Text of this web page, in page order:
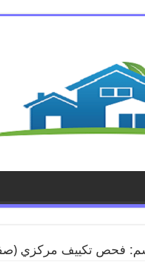
فحص تكييف مركزي